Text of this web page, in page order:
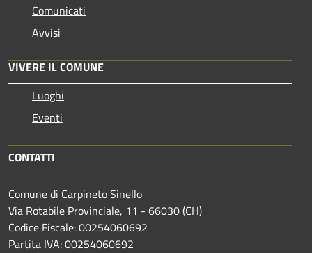
Comunicati
Avvisi
VIVERE IL COMUNE
Luoghi
Eventi
CONTATTI
Comune di Carpineto Sinello
Via Rotabile Provinciale, 11 - 66030 (CH)
Codice Fiscale: 00254060692
Partita IVA: 00254060692